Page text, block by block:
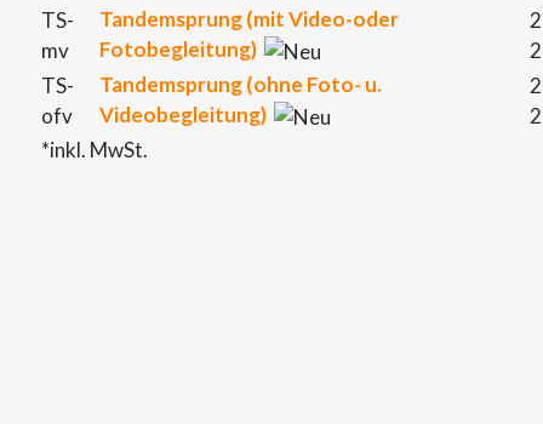
TS-
mv
Tandemsprung (mit Video-oder
Fotobegleitung)
TS-
ofv
Tandemsprung (ohne Foto- u.
Videobegleitung)
*inkl. MwSt.